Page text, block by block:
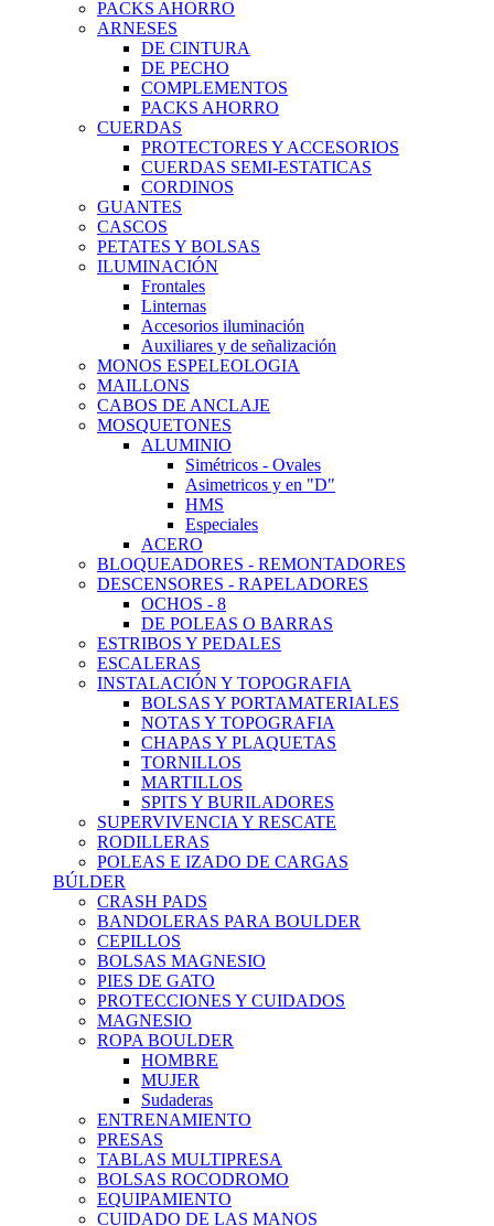
PACKS AHORRO
ARNESES
DE CINTURA
DE PECHO
COMPLEMENTOS
PACKS AHORRO
CUERDAS
PROTECTORES Y ACCESORIOS
CUERDAS SEMI-ESTATICAS
CORDINOS
GUANTES
CASCOS
PETATES Y BOLSAS
ILUMINACIÓN
Frontales
Linternas
Accesorios iluminación
Auxiliares y de señalización
MONOS ESPELEOLOGIA
MAILLONS
CABOS DE ANCLAJE
MOSQUETONES
ALUMINIO
Simétricos - Ovales
Asimetricos y en "D"
HMS
Especiales
ACERO
BLOQUEADORES - REMONTADORES
DESCENSORES - RAPELADORES
OCHOS - 8
DE POLEAS O BARRAS
ESTRIBOS Y PEDALES
ESCALERAS
INSTALACIÓN Y TOPOGRAFIA
BOLSAS Y PORTAMATERIALES
NOTAS Y TOPOGRAFIA
CHAPAS Y PLAQUETAS
TORNILLOS
MARTILLOS
SPITS Y BURILADORES
SUPERVIVENCIA Y RESCATE
RODILLERAS
POLEAS E IZADO DE CARGAS
BÚLDER
CRASH PADS
BANDOLERAS PARA BOULDER
CEPILLOS
BOLSAS MAGNESIO
PIES DE GATO
PROTECCIONES Y CUIDADOS
MAGNESIO
ROPA BOULDER
HOMBRE
MUJER
Sudaderas
ENTRENAMIENTO
PRESAS
TABLAS MULTIPRESA
BOLSAS ROCODROMO
EQUIPAMIENTO
CUIDADO DE LAS MANOS